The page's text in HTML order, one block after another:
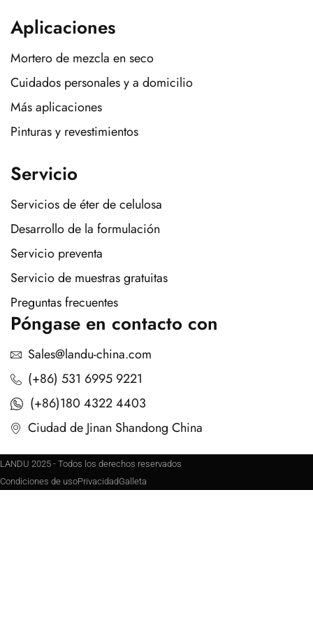
Aplicaciones
Mortero de mezcla en seco
Cuidados personales y a domicilio
Más aplicaciones
Pinturas y revestimientos
Servicio
Servicios de éter de celulosa
Desarrollo de la formulación
Servicio preventa
Servicio de muestras gratuitas
Preguntas frecuentes
Póngase en contacto con
Sales@landu-china.com
(+86) 531 6995 9221
(+86)180 4322 4403
Ciudad de Jinan Shandong China
LANDU 2025 - Todos los derechos reservados
Condiciones de usoPrivacidadGalleta